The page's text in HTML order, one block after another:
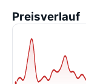
Preisverlauf